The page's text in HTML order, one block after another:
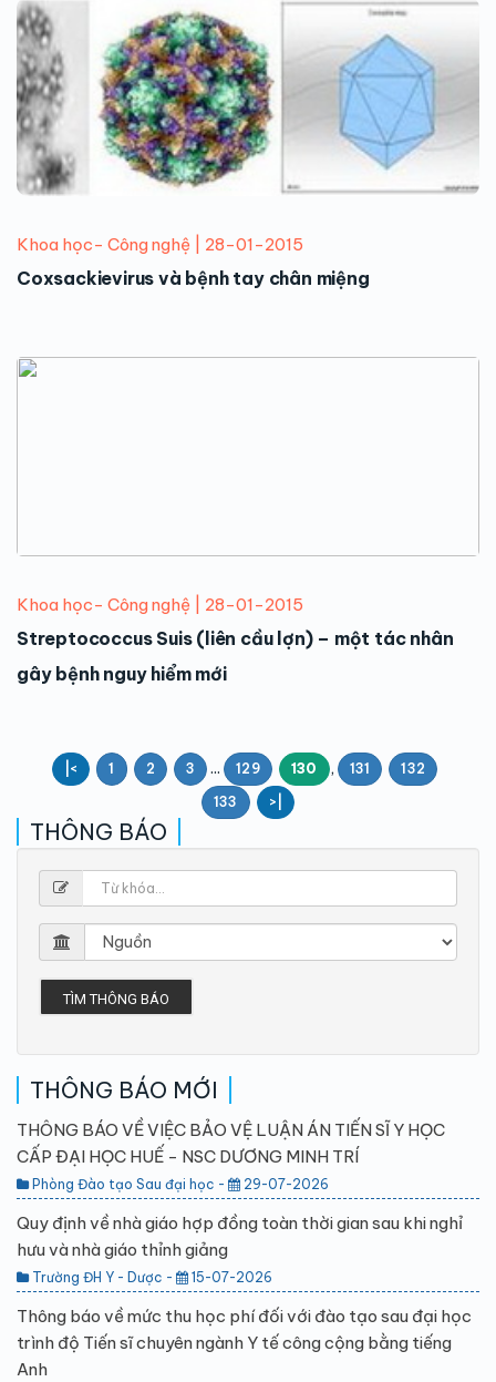
Khoa học- Công nghệ | 28-01-2015
Coxsackievirus và bệnh tay chân miệng
Khoa học- Công nghệ | 28-01-2015
Streptococcus Suis (liên cầu lợn) – một tác nhân
gây bệnh nguy hiểm mới
|< 1 2 3 ... 129 130 , 131
132
133
>|
THÔNG BÁO
TÌM THÔNG BÁO
THÔNG BÁO MỚI
THÔNG BÁO VỀ VIỆC BẢO VỆ LUẬN ÁN TIẾN SĨ Y HỌC
CẤP ĐẠI HỌC HUẾ - NSC DƯƠNG MINH TRÍ
Phòng Đào tạo Sau đại học - 29-07-2026
Quy định về nhà giáo hợp đồng toàn thời gian sau khi nghỉ
hưu và nhà giáo thỉnh giảng
Trường ĐH Y - Dược - 15-07-2026
Thông báo về mức thu học phí đối với đào tạo sau đại học
trình độ Tiến sĩ chuyên ngành Y tế công cộng bằng tiếng
Anh